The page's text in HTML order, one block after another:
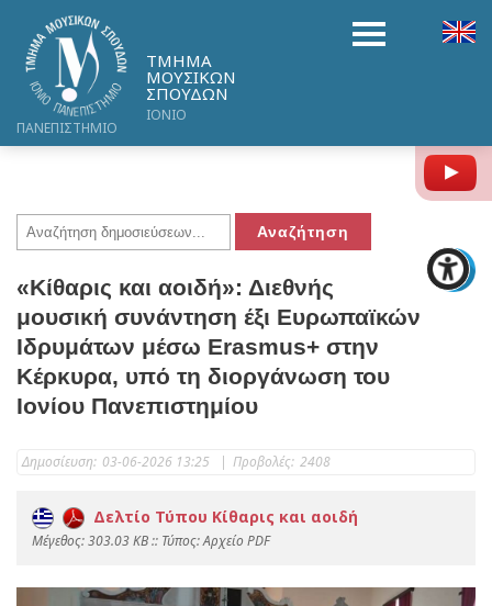
ΤΜΗΜΑ
ΜΟΥΣΙΚΩΝ
ΣΠΟΥΔΩΝ
ΙΟΝΙΟ
ΠΑΝΕΠΙΣΤΗΜΙΟ
«Κίθαρις και αοιδή»: Διεθνής
μουσική συνάντηση έξι Ευρωπαϊκών
Ιδρυμάτων μέσω Erasmus+ στην
Κέρκυρα, υπό τη διοργάνωση του
Ιονίου Πανεπιστημίου
Δημοσίευση: 03-06-2026 13:25 | Προβολές: 2408
Δελτίο Τύπου Κίθαρις και αοιδή
Mέγεθος: 303.03 KB :: Τύπος: Αρχείο PDF